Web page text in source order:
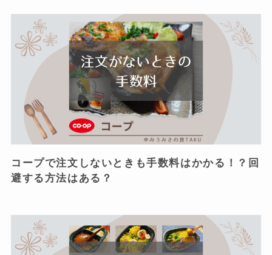
コープで注文しないときも手数料はかかる！？回
避する方法はある？